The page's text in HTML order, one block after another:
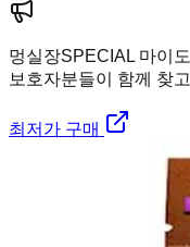
멍실장SPECIAL 마이
보호자분들이 함께 찾
최저가 구매